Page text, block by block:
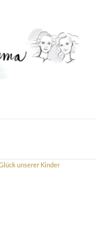
unserer Kinder